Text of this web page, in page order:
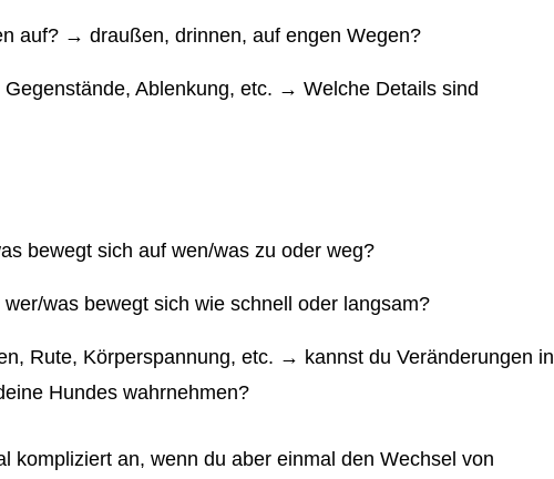
auf? → draußen, drinnen, auf engen Wegen?
Ablenkung, etc. → Welche Details sind
bewegt sich auf wen/was zu oder weg?
was bewegt sich wie schnell oder langsam?
Rute, Körperspannung, etc. → kannst du Veränderungen in
Hundes wahrnehmen?
kompliziert an, wenn du aber einmal den Wechsel von